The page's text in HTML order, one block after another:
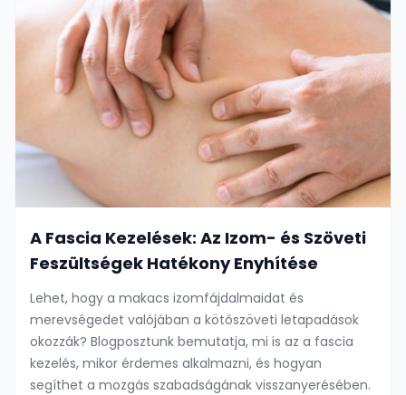
A Fascia Kezelések: Az Izom- és Szöveti
Feszültségek Hatékony Enyhítése
Lehet, hogy a makacs izomfájdalmaidat és
merevségedet valójában a kötőszöveti letapadások
okozzák? Blogposztunk bemutatja, mi is az a fascia
kezelés, mikor érdemes alkalmazni, és hogyan
segíthet a mozgás szabadságának visszanyerésében.